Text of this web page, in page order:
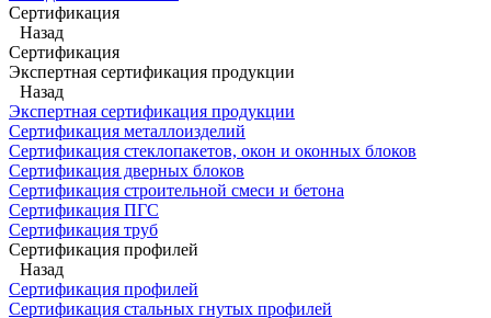
Сертификация
Назад
Сертификация
Экспертная сертификация продукции
Назад
Экспертная сертификация продукции
Сертификация металлоизделий
Сертификация стеклопакетов, окон и оконных блоков
Сертификация дверных блоков
Сертификация строительной смеси и бетона
Сертификация ПГС
Сертификация труб
Сертификация профилей
Назад
Сертификация профилей
Сертификация стальных гнутых профилей